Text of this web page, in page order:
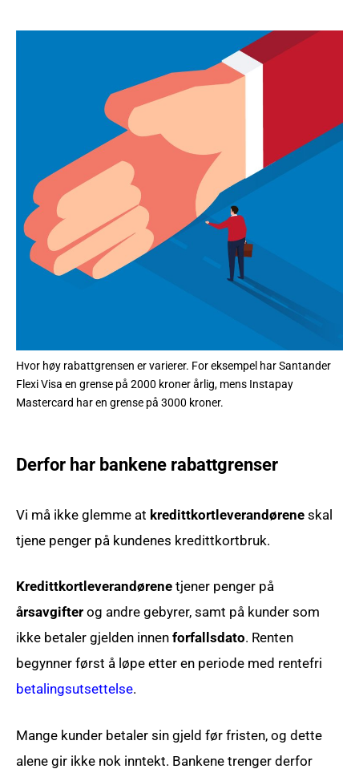
Hvor høy rabattgrensen er varierer. For eksempel har Santander
Flexi Visa en grense på 2000 kroner årlig, mens Instapay
Mastercard har en grense på 3000 kroner.
Derfor har bankene rabattgrenser
Vi må ikke glemme at kredittkortleverandøreneskal
tjene penger på kundenes kredittkortbruk.
Kredittkortleverandørenetjener penger på
årsavgifterog andre gebyrer, samt på kunder som
ikke betaler gjelden innenforfallsdato. Renten
begynner først å løpe etter en periode med rentefri
betalingsutsettelse.
Mange kunder betaler sin gjeld før fristen, og dette
alene gir ikke nok inntekt. Bankene trenger derfor